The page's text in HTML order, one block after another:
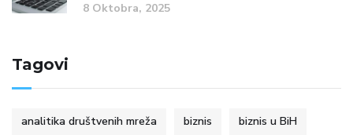
8 Oktobra, 2025
Tagovi
analitika društvenih mreža biznis biznis u BiH